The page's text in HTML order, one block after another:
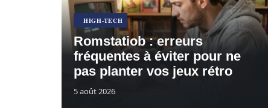
HIGH-TECH
Romstatiob : erreurs
fréquentes à éviter pour ne
pas planter vos jeux rétro
5 août 2026